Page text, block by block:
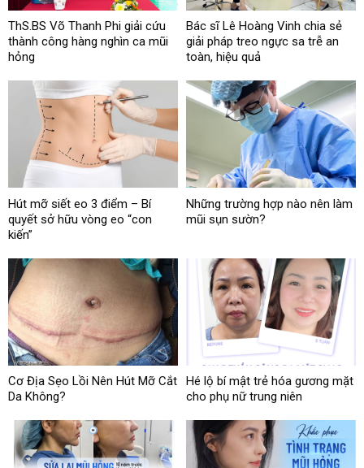
ThS.BS Võ Thanh Phi giải cứu
thành công hàng nghìn ca mũi
hỏng
Bác sĩ Lê Hoàng Vinh chia sẻ
giải pháp treo ngực sa trễ an
toàn, hiệu quả
Hút mỡ siết eo 3 điểm – Bí
quyết sở hữu vòng eo “con
kiến”
Những trường hợp nào nên làm
mũi sụn sườn?
Cơ Địa Sẹo Lồi Nên Hút Mỡ Cắt
Da Không?
Hé lộ bí mật trẻ hóa gương mặt
cho phụ nữ trung niên